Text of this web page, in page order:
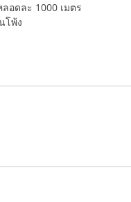
อดละ 1000 เมตร
โพ้ง